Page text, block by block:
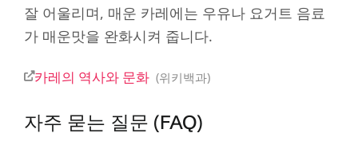
잘 어울리며, 매운 카레에는 우유나 요거트 음료
가 매운맛을 완화시켜 줍니다.
카레의 역사와 문화 위키백과
자주 묻는 질문 (FAQ)